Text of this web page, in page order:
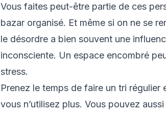
Vous faites peut-être partie de ces
bazar organisé. Et même si on ne se
le désordre a bien souvent une
inconsciente. Un espace encombré
stress.
Prenez le temps de faire un tri
vous n’utilisez plus. Vous pouvez